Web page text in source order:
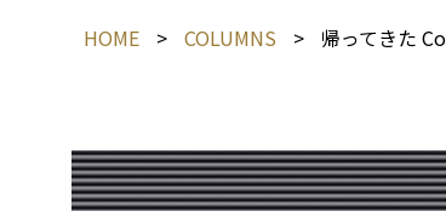
HOME > COLUMNS > 帰ってきた